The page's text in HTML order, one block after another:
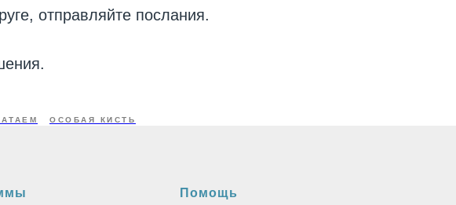
отправляйте послания.
ОСОБАЯ КИСТЬ
Помощь